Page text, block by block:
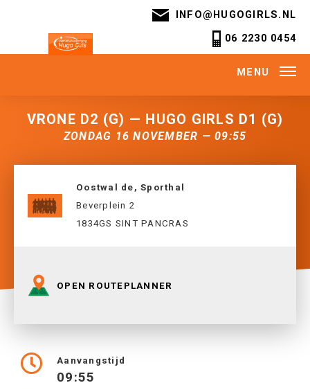
INFO@HUGOGIRLS.NL
06 2230 0454
MENU
VRONE D2 (G) — HUGO GIRLS D1 (G)
ZONDAG 16 NOVEMBER — 09:55
Oostwal de, Sporthal
Beverplein 2
1834GS SINT PANCRAS
OPEN ROUTEPLANNER
Aanvangstijd
09:55